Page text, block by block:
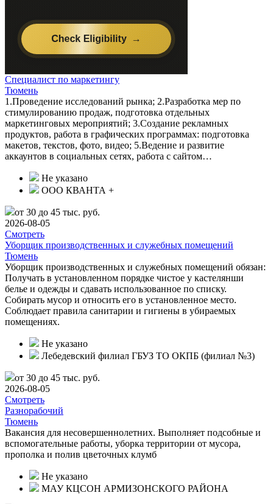
Специалист по маркетингу
Тюмень
1.Проведение исследований рынка; 2.Разработка мер по
стимулированию продаж, подготовка отдельных
маркетинговых мероприятий; 3.Создание рекламных
продуктов, работа в графических программах: подготовка
макетов, текстов, фото, видео; 5.Ведение и развитие
аккаунтов в социальных сетях, работа с сайтом…
Не указано
ООО КВАНТА +
от 30 до 45 тыс. руб.
2026-08-05
Смотреть
Уборщик производственных и служебных помещений
Тюмень
Уборщик производственных и служебных помещений обязан:
Получать в установленном порядке чистое у кастелянши
белье и одежды и сдавать использованное по списку.
Собирать мусор и относить его в установленное место.
Соблюдает правила санитарии и гигиены в убираемых
помещениях.
Не указано
Лебедевский филиал ГБУЗ ТО ОКПБ (филиал №3)
от 30 до 45 тыс. руб.
2026-08-05
Смотреть
Разнорабочий
Тюмень
Вакансия для несовершеннолетних. Выполняет подсобные и
вспомогательные работы, уборка территории от мусора,
прополка и полив цветочных клумб
Не указано
МАУ КЦСОН АРМИЗОНСКОГО РАЙОНА